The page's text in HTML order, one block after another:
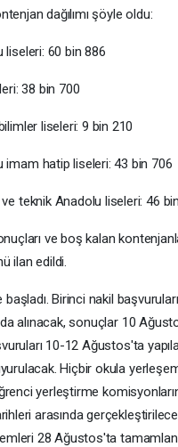
dağılımı şöyle oldu:
liseleri: 60 bin 886
38 bin 700
liseleri: 9 bin 210
imam hatip liseleri: 43 bin 706
teknik Anadolu liseleri: 46
ve boş kalan
ilan edildi.
Birinci nakil
alınacak, sonuçlar 10
10-12 Ağustos'ta
Hiçbir okula
yerleştirme
arasında
28 Ağustos'ta